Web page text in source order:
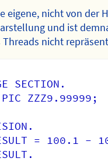
eigene, nicht von der
und ist
nicht
SECTION.
ZZZ9.99999;
= 100.1 -